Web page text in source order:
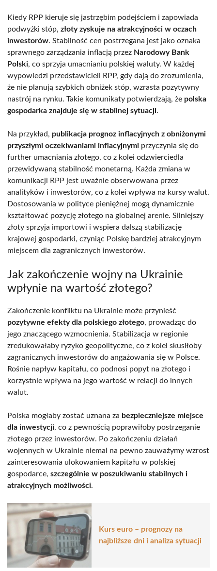
Kiedy RPP kieruje się jastrzębim podejściem i zapowiada
podwyżki stóp, złoty zyskuje na atrakcyjności w oczach
inwestorów. Stabilność cen postrzegana jest jako oznaka
sprawnego zarządzania inflacją przez Narodowy Bank
Polski, co sprzyja umacnianiu polskiej waluty. W każdej
wypowiedzi przedstawicieli RPP, gdy dają do zrozumienia,
że nie planują szybkich obniżek stóp, wzrasta pozytywny
nastrój na rynku. Takie komunikaty potwierdzają, że polska
gospodarka znajduje się w stabilnej sytuacji.
Na przykład, publikacja prognoz inflacyjnych z obniżonymi
przyszłymi oczekiwaniami inflacyjnymi przyczynia się do
further umacniania złotego, co z kolei odzwierciedla
przewidywaną stabilność monetarną. Każda zmiana w
komunikacji RPP jest uważnie obserwowana przez
analityków i inwestorów, co z kolei wpływa na kursy walut.
Dostosowania w polityce pieniężnej mogą dynamicznie
kształtować pozycję złotego na globalnej arenie. Silniejszy
złoty sprzyja importowi i wspiera dalszą stabilizację
krajowej gospodarki, czyniąc Polskę bardziej atrakcyjnym
miejscem dla zagranicznych inwestorów.
Jak zakończenie wojny na Ukrainie
wpłynie na wartość złotego?
Zakończenie konfliktu na Ukrainie może przynieść
pozytywne efekty dla polskiego złotego, prowadząc do
jego znaczącego wzmocnienia. Stabilizacja w regionie
zredukowałaby ryzyko geopolityczne, co z kolei skusiłoby
zagranicznych inwestorów do angażowania się w Polsce.
Rośnie napływ kapitału, co podnosi popyt na złotego i
korzystnie wpływa na jego wartość w relacji do innych
walut.
Polska mogłaby zostać uznana za bezpieczniejsze miejsce
dla inwestycji, co z pewnością poprawiłoby postrzeganie
złotego przez inwestorów. Po zakończeniu działań
wojennych w Ukrainie niemal na pewno zauważymy wzrost
zainteresowania ulokowaniem kapitału w polskiej
gospodarce, szczególnie w poszukiwaniu stabilnych i
atrakcyjnych możliwości.
Kurs euro – prognozy na
najbliższe dni i analiza sytuacji